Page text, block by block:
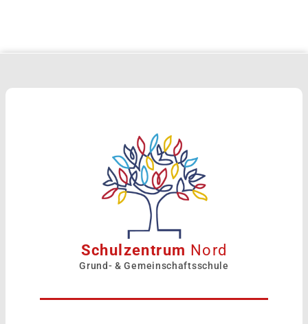
Schulzentrum Nord
Grund- & Gemeinschaftsschule